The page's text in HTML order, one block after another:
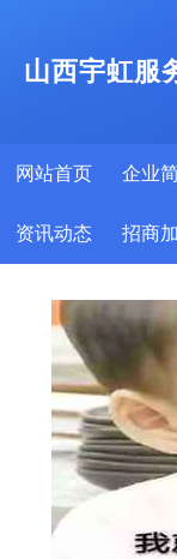
山西宇虹服
网站首页 企业
资讯动态 招商